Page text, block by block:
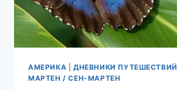
АМЕРИКА ДНЕВНИКИ ПУТЕШЕСТВИЙ
МАРТЕН / СЕН-МАРТЕН